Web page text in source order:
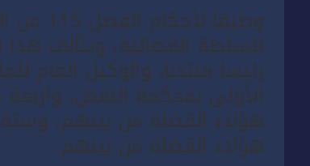
للسلطة القضائية، ويتألف
رئيسا منتدبا، والوكيل
الأولى بمحكمة النقض،
هؤلاء القضاة من بينهم،
هؤلاء القضاة من بينهم.